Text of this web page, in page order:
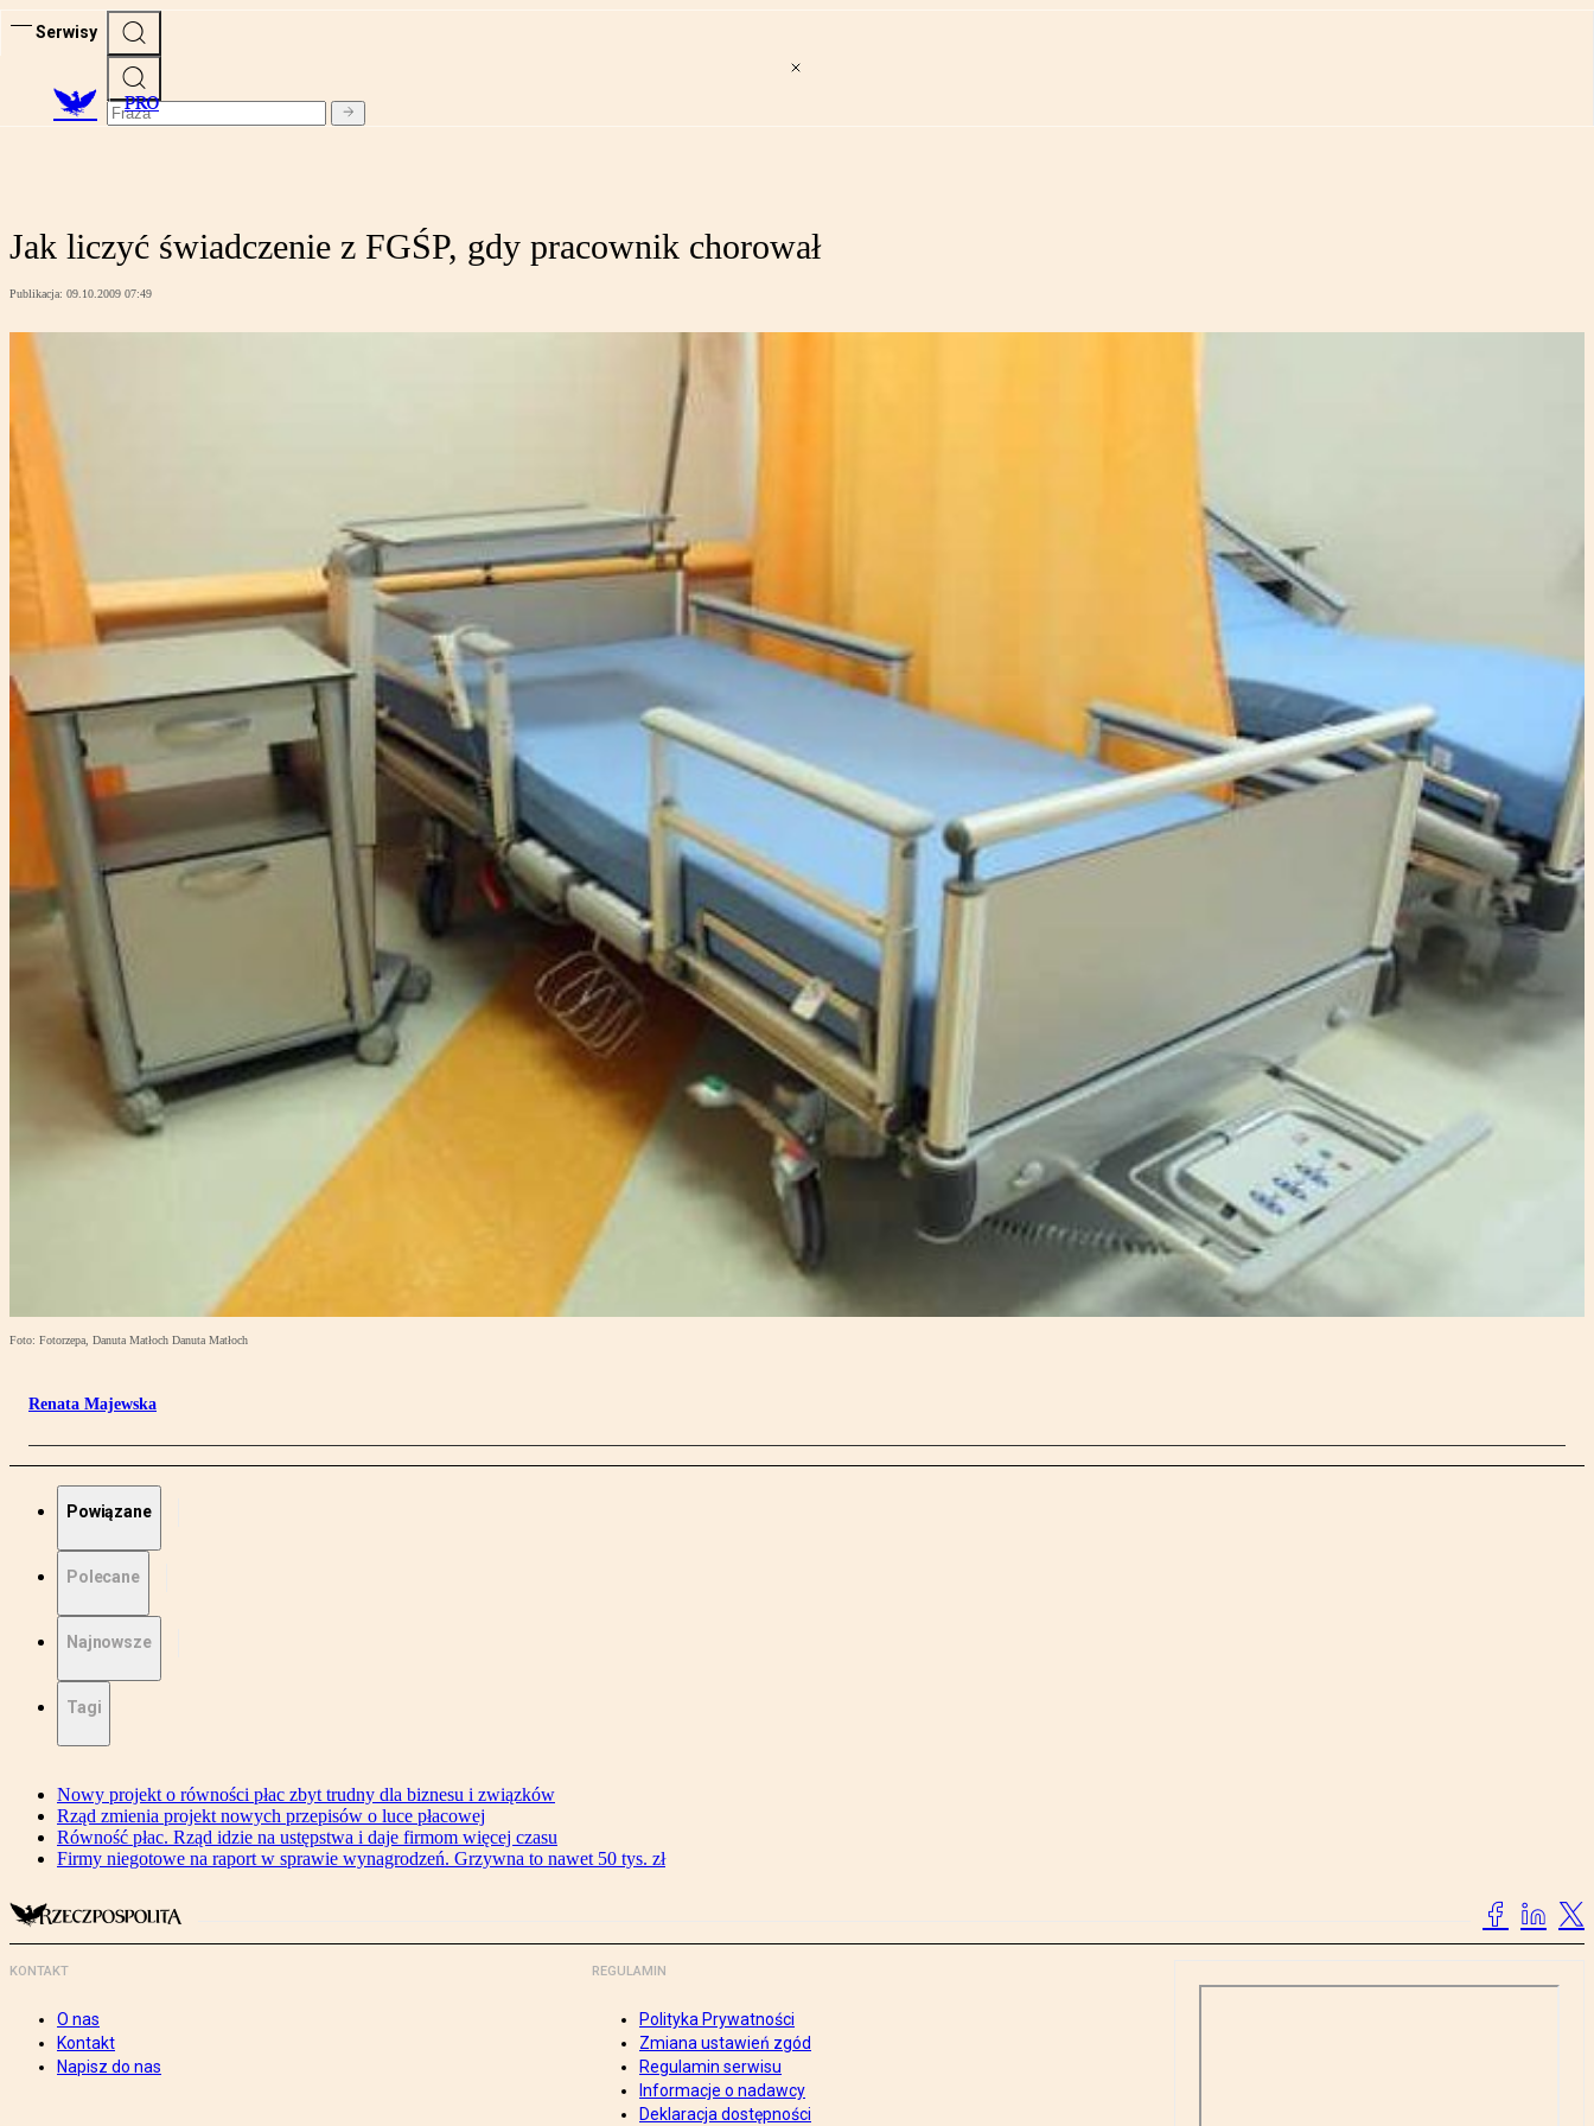
Serwisy
PRO
Jak liczyć świadczenie z FGŚP, gdy pracownik chorował
Publikacja: 09.10.2009 07:49
Foto: Fotorzepa, Danuta Matłoch Danuta Matłoch
Renata Majewska
Powiązane
Polecane
Najnowsze
Tagi
Nowy projekt o równości płac zbyt trudny dla biznesu i związków
Rząd zmienia projekt nowych przepisów o luce płacowej
Równość płac. Rząd idzie na ustępstwa i daje firmom więcej czasu
Firmy niegotowe na raport w sprawie wynagrodzeń. Grzywna to nawet 50 tys. zł
KONTAKT
O nas
Kontakt
Napisz do nas
REGULAMIN
Polityka Prywatności
Zmiana ustawień zgód
Regulamin serwisu
Informacje o nadawcy
Deklaracja dostępności